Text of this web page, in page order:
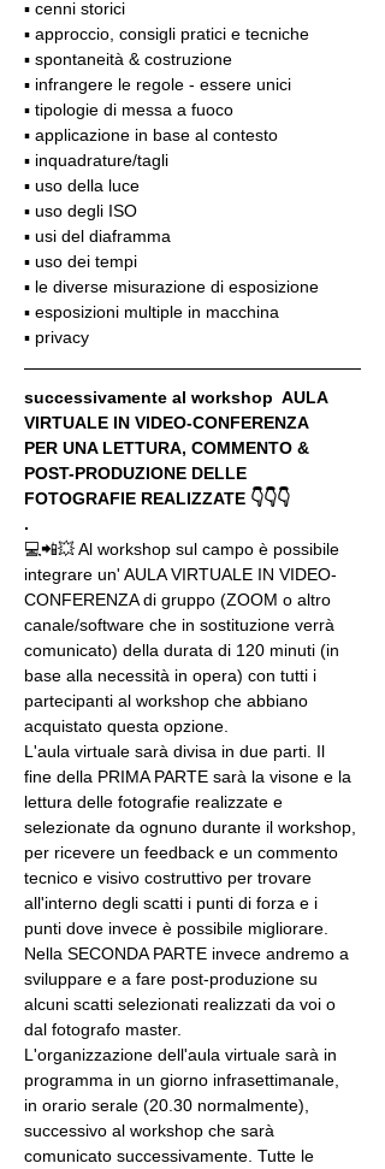
▪️ cenni storici
▪️ approccio, consigli pratici e tecniche
▪️ spontaneità & costruzione
▪️ infrangere le regole - essere unici
▪️ tipologie di messa a fuoco
▪️ applicazione in base al contesto
▪️ inquadrature/tagli
▪️ uso della luce
▪️ uso degli ISO
▪️ usi del diaframma
▪️ uso dei tempi
▪️ le diverse misurazione di esposizione
▪️ esposizioni multiple in macchina
▪️ privacy
successivamente al workshop  AULA
VIRTUALE IN VIDEO-CONFERENZA
PER UNA LETTURA, COMMENTO &
POST-PRODUZIONE DELLE
FOTOGRAFIE REALIZZATE 👇👇👇
.
💻📲💥 Al workshop sul campo è possibile
integrare un' AULA VIRTUALE IN VIDEO-
CONFERENZA di gruppo (ZOOM o altro
canale/software che in sostituzione verrà
comunicato) della durata di 120 minuti (in
base alla necessità in opera) con tutti i
partecipanti al workshop che abbiano
acquistato questa opzione.
L'aula virtuale sarà divisa in due parti. Il
fine della PRIMA PARTE sarà la visone e la
lettura delle fotografie realizzate e
selezionate da ognuno durante il workshop,
per ricevere un feedback e un commento
tecnico e visivo costruttivo per trovare
all'interno degli scatti i punti di forza e i
punti dove invece è possibile migliorare.
Nella SECONDA PARTE invece andremo a
sviluppare e a fare post-produzione su
alcuni scatti selezionati realizzati da voi o
dal fotografo master.
L'organizzazione dell'aula virtuale sarà in
programma in un giorno infrasettimanale,
in orario serale (20.30 normalmente),
successivo al workshop che sarà
comunicato successivamente. Tutte le